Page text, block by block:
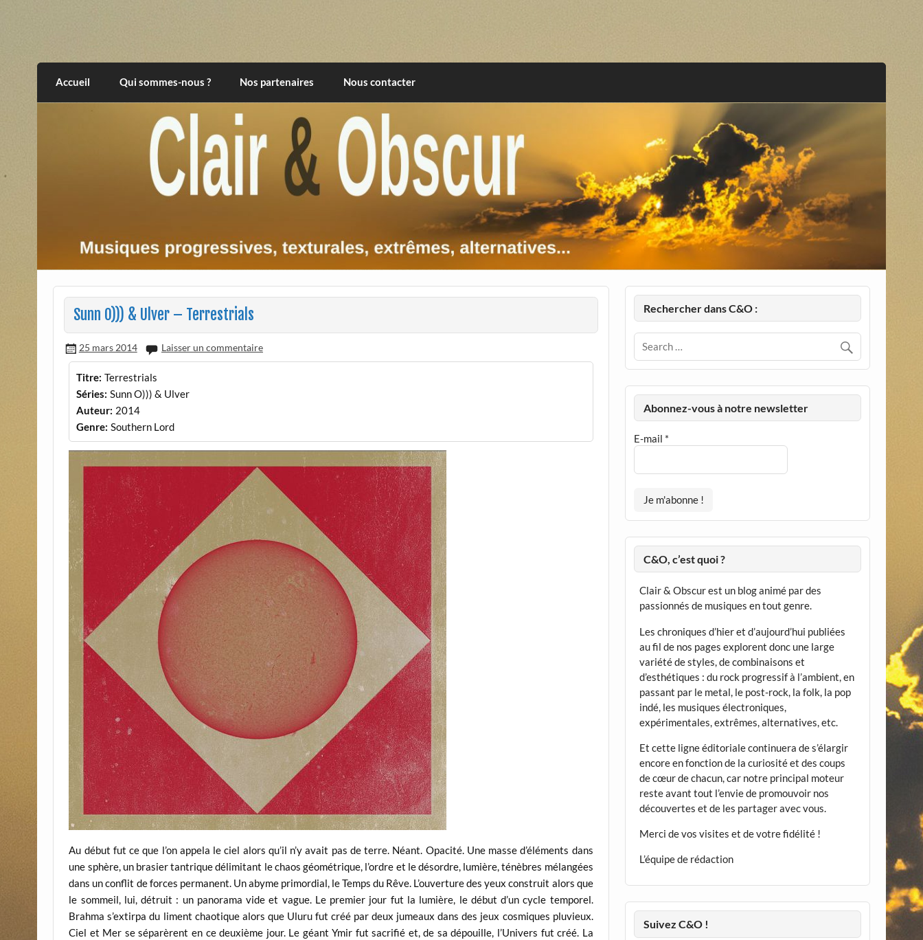
Clair et Obscur
Accueil Qui sommes-nous ? Nos partenaires Nous contacter
Sunn O))) & Ulver – Terrestrials
25 mars 2014 Laisser un commentaire
Titre: Terrestrials
Séries: Sunn O))) & Ulver
Auteur: 2014
Genre: Southern Lord
Au début fut ce que l’on appela le ciel alors qu’il n’y avait pas de terre. Néant. Opacité. Une masse d’éléments dans
une sphère, un brasier tantrique délimitant le chaos géométrique, l’ordre et le désordre, lumière, ténèbres mélangées
dans un conflit de forces permanent. Un abyme primordial, le Temps du Rêve. L’ouverture des yeux construit alors que
le sommeil, lui, détruit : un panorama vide et vague. Le premier jour fut la lumière, le début d’un cycle temporel.
Brahma s’extirpa du liment chaotique alors que Uluru fut créé par deux jumeaux dans des jeux cosmiques pluvieux.
Ciel et Mer se séparèrent en ce deuxième jour. Le géant Ymir fut sacrifié et, de sa dépouille, l’Univers fut créé. La
Rechercher dans C&O :
Abonnez-vous à notre newsletter
E-mail *
C&O, c’est quoi ?
Clair & Obscur est un blog animé par des
passionnés de musiques en tout genre.
Les chroniques d’hier et d’aujourd’hui publiées
au fil de nos pages explorent donc une large
variété de styles, de combinaisons et
d’esthétiques : du rock progressif à l’ambient, en
passant par le metal, le post-rock, la folk, la pop
indé, les musiques électroniques,
expérimentales, extrêmes, alternatives, etc.
Et cette ligne éditoriale continuera de s’élargir
encore en fonction de la curiosité et des coups
de cœur de chacun, car notre principal moteur
reste avant tout l’envie de promouvoir nos
découvertes et de les partager avec vous.
Merci de vos visites et de votre fidélité !
L’équipe de rédaction
Suivez C&O !